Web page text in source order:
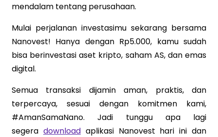
mendalam tentang perusahaan.
Mulai perjalanan investasimu sekarang bersama
Nanovest! Hanya dengan Rp5.000, kamu sudah
bisa berinvestasi aset kripto, saham AS, dan emas
digital.
Semua transaksi dijamin aman, praktis, dan
terpercaya, sesuai dengan komitmen kami,
#AmanSamaNano. Jadi tunggu apa lagi
segera downloadaplikasi Nanovest hari ini dan